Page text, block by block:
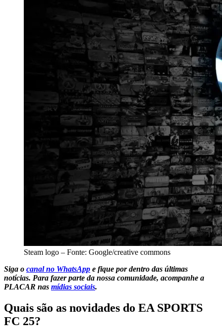
Steam logo – Fonte: Google/creative commons
Siga o canal no WhatsApp e fique por dentro das últimas
notícias. Para fazer parte da nossa comunidade, acompanhe a
PLACAR nas mídias sociais.
Quais são as novidades do EA SPORTS
FC 25?